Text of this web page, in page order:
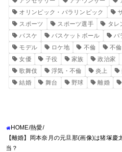
オリンピック・パラリンピック
スポーツ
スポーツ選手 タレ
バスケ
バスケットボール バ
モデル
ロケ地 不倫 不
女優
子役 家族 政治家
歌舞伎
浮気・不倫 炎上
結婚
舞台 野球 離婚
HOME 熱愛
【離婚】岡本奈月の元旦那(画像)は猪塚慶
当？